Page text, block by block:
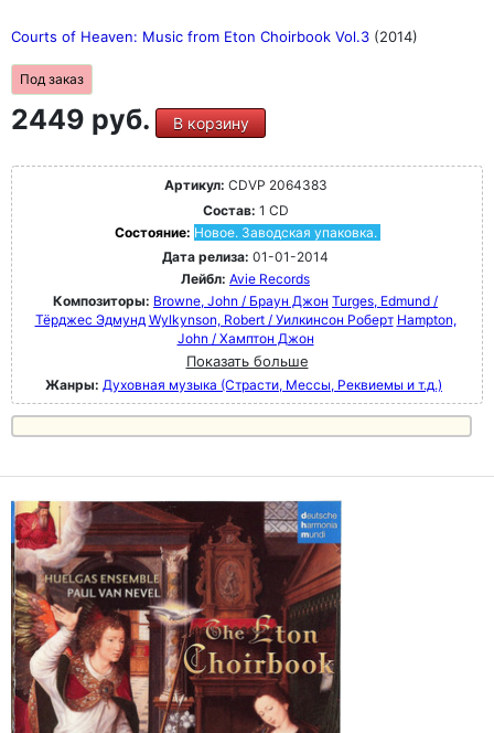
Courts of Heaven: Music from Eton Choirbook Vol.3 (2014)
Под заказ
2449 руб. В корзину
Артикул: CDVP 2064383
Состав: 1 CD
Состояние: Новое. Заводская упаковка.
Дата релиза: 01-01-2014
Лейбл: Avie Records
Композиторы: Browne, John / Браун Джон Turges, Edmund /
Тёрджес Эдмунд Wylkynson, Robert / Уилкинсон Роберт Hampton,
John / Хамптон Джон
Показать больше
Жанры: Духовная музыка (Страсти, Мессы, Реквиемы и т.д.)